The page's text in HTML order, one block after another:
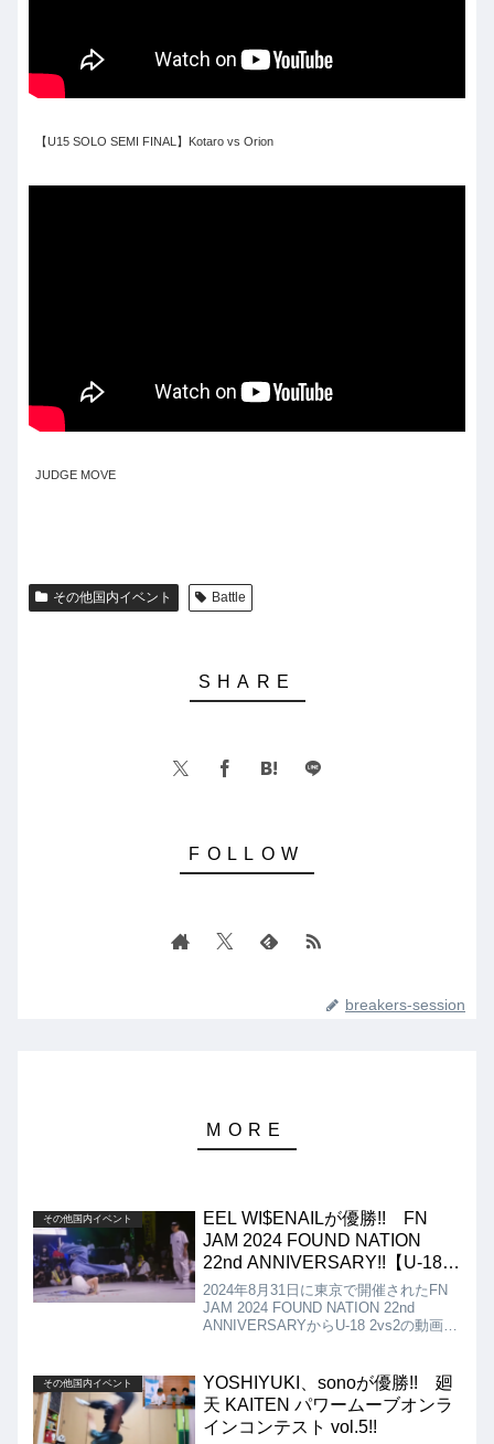
【U15 SOLO SEMI FINAL】Kotaro vs Orion
JUDGE MOVE
その他国内イベント Battle
breakers-session
その他国内イベント
EEL WI$ENAILが優勝!! FN
JAM 2024 FOUND NATION
22nd ANNIVERSARY!!【U-18
2vs2】
2024年8月31日に東京で開催されたFN
JAM 2024 FOUND NATION 22nd
ANNIVERSARYからU-18 2vs2の動画を
となりましたが、結果は、EEL
WI$ENAIL（knuckle & $ena）が優勝と
なりました!!
その他国内イベント
YOSHIYUKI、sonoが優勝!! 廻
天 KAITEN パワームーブオンラ
インコンテスト vol.5!!